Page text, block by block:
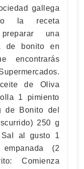
gallega
la receta
una
de bonito en
encontrarás
de Oliva
1 pimiento
de Bonito del
250 g
Sal al gusto 1
(2
Comienza